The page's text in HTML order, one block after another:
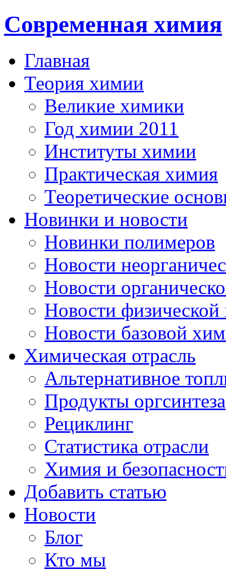
Современная химия
Главная
Теория химии
Великие химики
Год химии 2011
Институты химии
Практическая химия
Теоретические
Новинки и новости
Новинки полимеров
Новости
Новости
Новости
Новости базовой
Химическая отрасль
Альтернативное
Продукты оргсинтеза
Рециклинг
Статистика отрасли
Химия и
Добавить статью
Новости
Блог
Кто мы